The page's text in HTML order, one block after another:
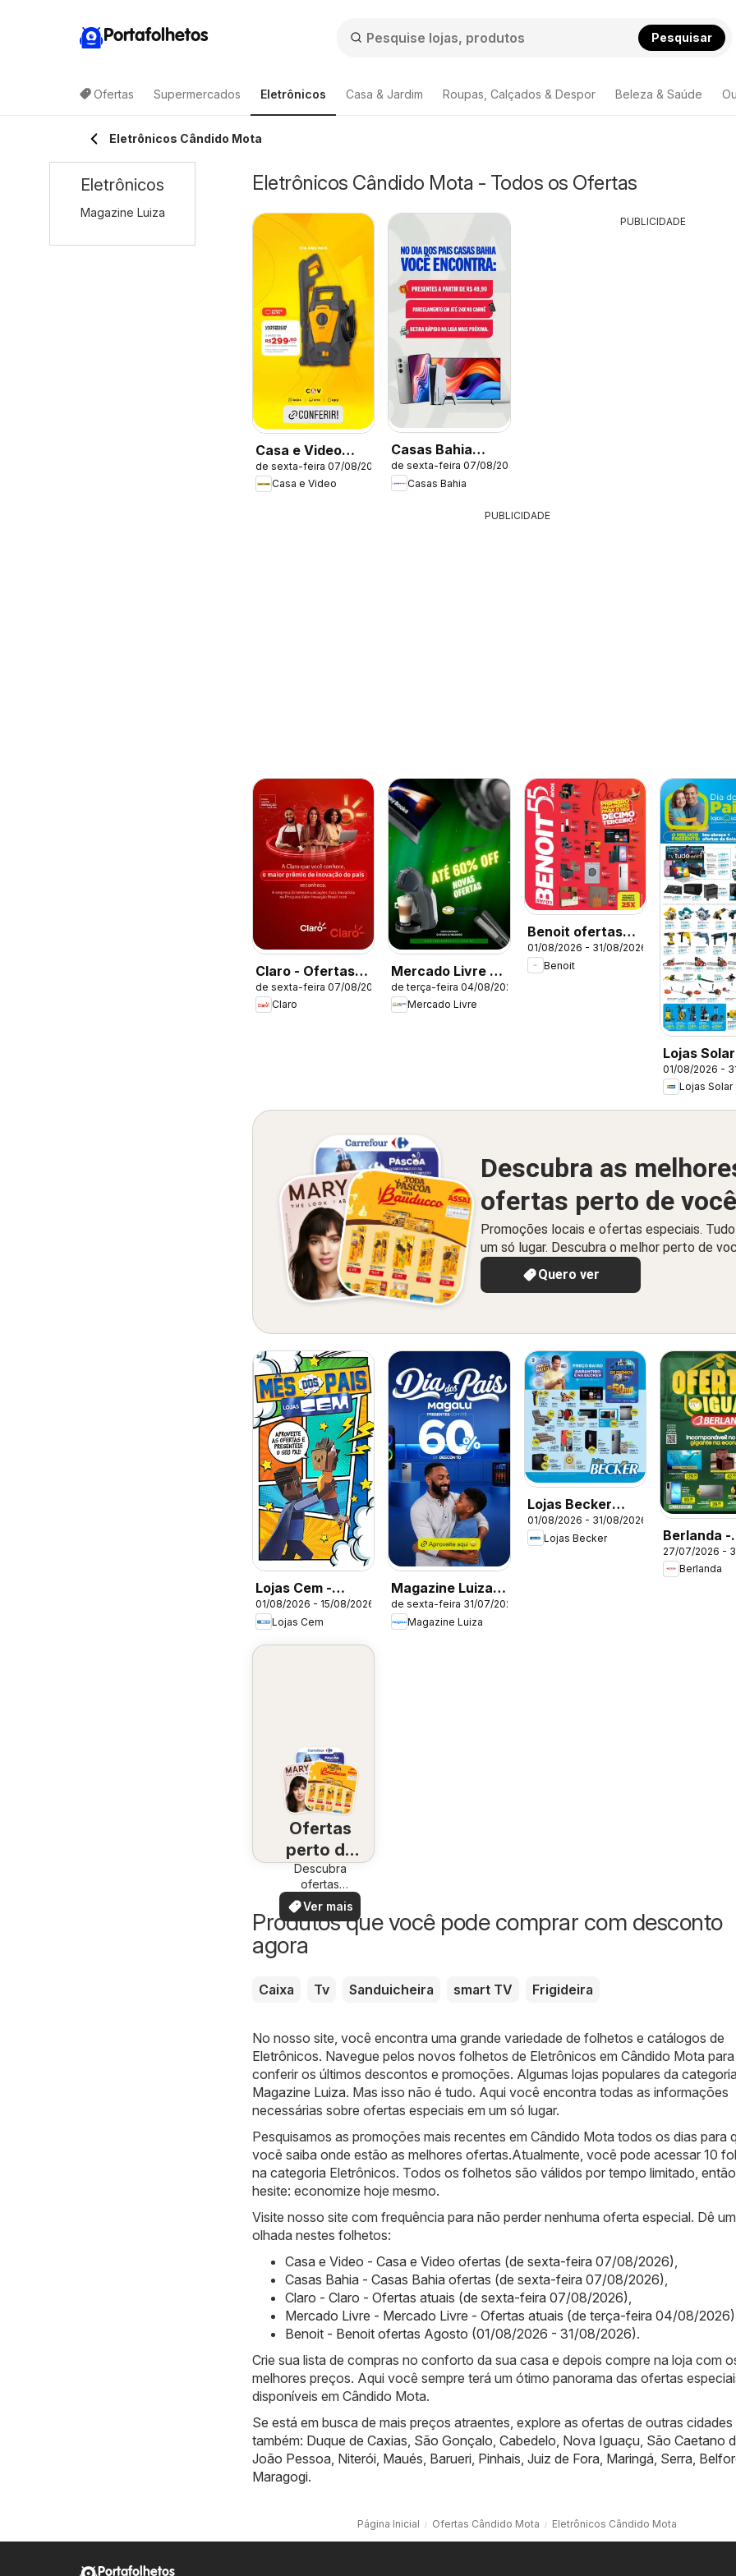
Portafolhetos Pesquisar
Ofertas Supermercados Eletrônicos Casa & Jardim Roupas, Calçados & Despor Beleza & Saúde
Eletrônicos Cândido Mota
Eletrônicos Cândido Mota - Todos os Ofertas
Casa e Video
ofertas
de sexta-feira 07/08/2026
Casa e Video
Casas Bahia
ofertas
de sexta-feira 07/08/2026
Casas Bahia
PUBLICIDADE
PUBLICIDADE
Claro - Ofertas
atuais
de sexta-feira 07/08/2026
Claro
Mercado Livre -
Ofertas atuais
de terça-feira 04/08/2026
Mercado Livre
Benoit ofertas
Agosto
01/08/2026 - 31/08/2026
Benoit
Lojas
Ofertas
01/08/2026 -
Lojas Solar
Descubra as
ofertas perto de você
Promoções locais e ofertas especiais.
um só lugar. Descubra o melhor perto de
Quero ver
Lojas Cem -
Ofertas atuais
01/08/2026 - 15/08/2026
Lojas Cem
Magazine Luiza
ofertas
de sexta-feira 31/07/2026
Magazine Luiza
Lojas Becker
ofertas Agosto
01/08/2026 - 31/08/2026
Lojas Becker
Berlanda -
Ofertas
27/07/2026 -
Berlanda
Ofertas
perto de
você
Descubra
ofertas
especiais
Ver mais
Produtos que você pode comprar com desconto
agora
Caixa Tv Sanduicheira smart TV Frigideira
No nosso site, você encontra uma grande variedade de folhetos e catálogos de
Eletrônicos. Navegue pelos novos folhetos de Eletrônicos em Cândido Mota para
conferir os últimos descontos e promoções. Algumas lojas populares da
Magazine Luiza. Mas isso não é tudo. Aqui você encontra todas as informações
necessárias sobre ofertas especiais em um só lugar.
Pesquisamos as promoções mais recentes em Cândido Mota todos os dias para
você saiba onde estão as melhores ofertas.Atualmente, você pode acessar 10
na categoria Eletrônicos. Todos os folhetos são válidos por tempo limitado,
hesite: economize hoje mesmo.
Visite nosso site com frequência para não perder nenhuma oferta especial. Dê
olhada nestes folhetos:
Casa e Video - Casa e Video ofertas (de sexta-feira 07/08/2026),
Casas Bahia - Casas Bahia ofertas (de sexta-feira 07/08/2026),
Claro - Claro - Ofertas atuais (de sexta-feira 07/08/2026),
Mercado Livre - Mercado Livre - Ofertas atuais (de terça-feira 04/08/2026)
Benoit - Benoit ofertas Agosto (01/08/2026 - 31/08/2026).
Crie sua lista de compras no conforto da sua casa e depois compre na loja com
melhores preços. Aqui você sempre terá um ótimo panorama das ofertas
disponíveis em Cândido Mota.
Se está em busca de mais preços atraentes, explore as ofertas de outras cidades
também: Duque de Caxias, São Gonçalo, Cabedelo, Nova Iguaçu, São Caetano
João Pessoa, Niterói, Maués, Barueri, Pinhais, Juiz de Fora, Maringá, Serra,
Maragogi.
Página Inicial Ofertas Cândido Mota Eletrônicos Cândido Mota
Eletrônicos
Magazine Luiza
Portafolhetos